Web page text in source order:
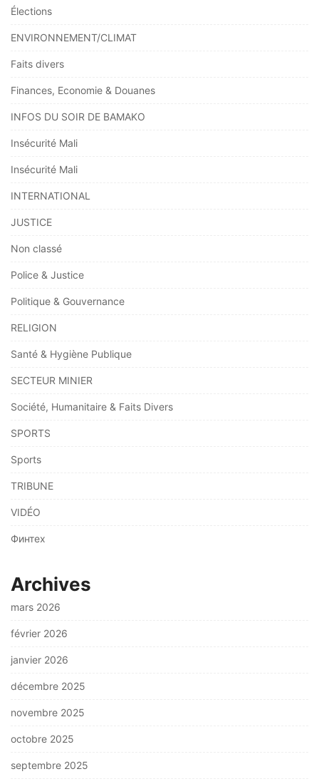
Élections
ENVIRONNEMENT/CLIMAT
Faits divers
Finances, Economie & Douanes
INFOS DU SOIR DE BAMAKO
Insécurité Mali
Insécurité Mali
INTERNATIONAL
JUSTICE
Non classé
Police & Justice
Politique & Gouvernance
RELIGION
Santé & Hygiène Publique
SECTEUR MINIER
Société, Humanitaire & Faits Divers
SPORTS
Sports
TRIBUNE
VIDÉO
Финтех
Archives
mars 2026
février 2026
janvier 2026
décembre 2025
novembre 2025
octobre 2025
septembre 2025